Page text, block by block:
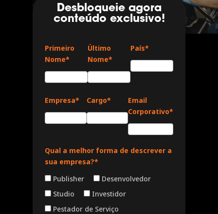
Desbloqueie agora
conteúdo exclusivo!
Primeiro
Nome*
Último
Nome*
País*
Empresa* Cargo*
Email
Corporativo*
Qual a melhor forma de descrever a
sua empresa?*
Publisher
Desenvolvedor
Studio
Investidor
Pestador de Serviço